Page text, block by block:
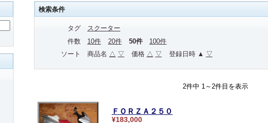
検索条件
タグ
スクーター
件数
10件 20件 50件
100件
ソート
商品名 △ ▽ 価格 △ ▽ 登録日時 ▲ ▽
2件中 1～2件目を表示
ＦＯＲＺＡ２５０
¥183,000